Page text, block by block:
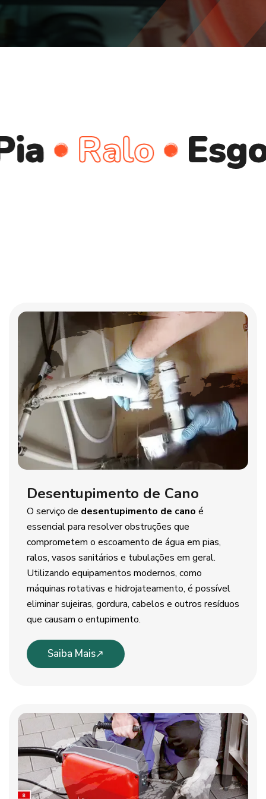
Esgoto
Desentupimento de Cano
O serviço de desentupimento de cano é
essencial para resolver obstruções que
comprometem o escoamento de água em pias,
ralos, vasos sanitários e tubulações em geral.
Utilizando equipamentos modernos, como
máquinas rotativas e hidrojateamento, é possível
eliminar sujeiras, gordura, cabelos e outros resíduos
que causam o entupimento.
Saiba Mais